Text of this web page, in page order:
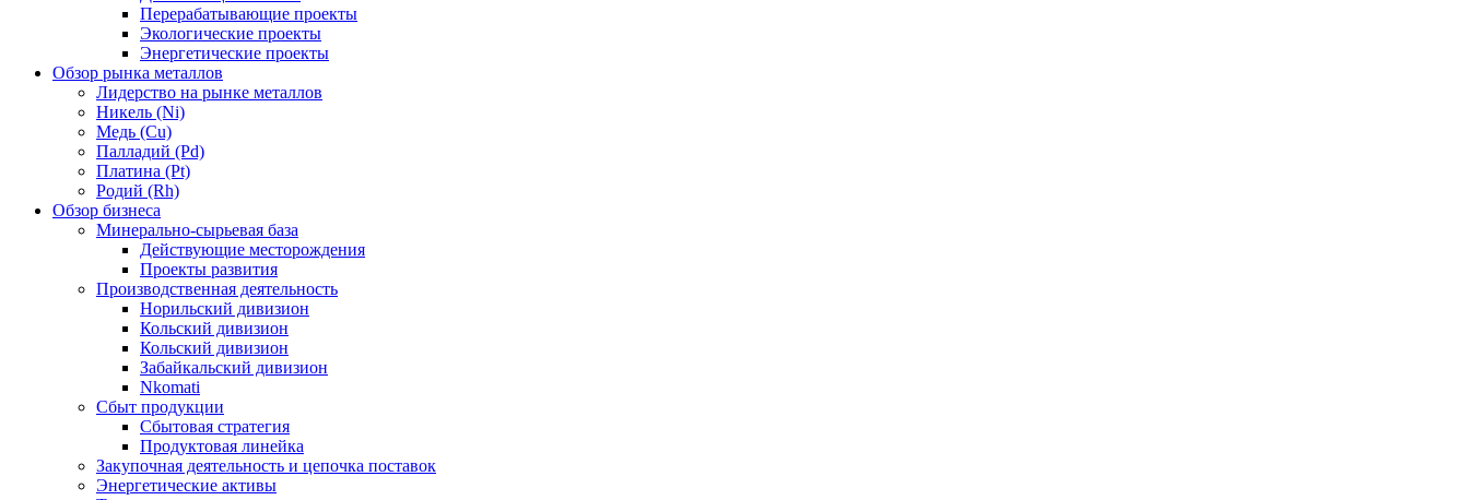
Перерабатывающие проекты
Экологические проекты
Энергетические проекты
Обзор рынка металлов
Лидерство на рынке металлов
Никель (Ni)
Медь (Cu)
Палладий (Pd)
Платина (Pt)
Родий (Rh)
Обзор бизнеса
Минерально-сырьевая база
Действующие месторождения
Проекты развития
Производственная деятельность
Норильский дивизион
Кольский дивизион
Кольский дивизион
Забайкальский дивизион
Nkomati
Сбыт продукции
Сбытовая стратегия
Продуктовая линейка
Закупочная деятельность и цепочка поставок
Энергетические активы